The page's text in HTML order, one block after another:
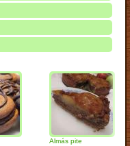
Almás pite